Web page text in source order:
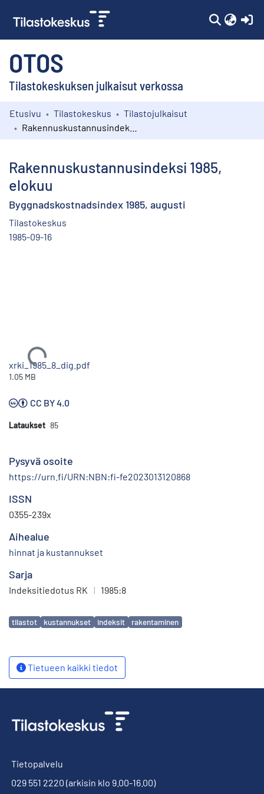
OTOS
Tilastokeskuksen julkaisut verkossa
Kokoelmat
Etusivu Tilastokeskus
Tilastojulkaisut
Rakennuskustannusindeksi 1985,
elokuu
Byggnadskostnadsindex 1985, augusti
Tilastokeskus
1985-09-16
Ladataan...
xrki_1985_8_dig.pdf
1.05 MB
CC BY 4.0
Lataukset 85
Pysyvä osoite
https://urn.fi/URN:NBN:fi-fe2023013120868
ISSN
0355-239x
Aihealue
hinnat ja kustannukset
Sarja
Indeksitiedotus RK | 1985:8
Avainsanat
tilastot kustannukset indeksit rakentaminen
Tietueen kaikki tiedot
Tietopalvelu
029 551 2220 (arkisin klo 9.00-16.00)